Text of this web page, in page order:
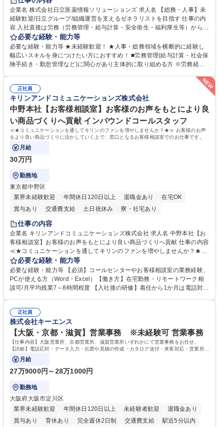
育休あり
完全週休2日制 交通費支給 土日祝休み 寮・社宅あり
企業名 株式会社日立医薬情報ソリューションズ 求人名 【総務・人事】未
経験歓迎/日立グループ/組織運営を支えるゼネラリストを目指す 仕事の内
容 入社直後は労務（労務管理・給与計算・安全衛生・福利厚生等）からお
任せいたします。将来は総務・採用・教育業務へ守備範囲を広げ、組織運
営を支えるゼネラリストをめざせます。 ・初期業務：労働時間管理、給与
計算、社会保険対応、福利厚生管理、安全衛生、健康経営推進等をお任せ
します。ご経験に応じて、休職者管理など、幅広く経験を積んでいただき
★メンバーがマンツーマンで丁寧に教えるため、ご経験が浅くても安心！
幅広く経験を積みたい意欲がある方に最適な環境です。 募集職種 【総
務・人事】未経験歓迎/日立グループ/組織運営を支えるゼネラリストを目
指す
必要な経験・能力等
必要な経験・能力等 ★未経験歓迎！ ★人事・総務領域を横断的に経験し
幅広いスキルを身につけたい方におすすめ！ ■労務管理(給与計算・社会保
険手続き・勤怠管理など)に関心があり主体的に取り組める方 ※労務経験
マネジメント職として活躍したい 【尚可】■人事、労務、採用、教育業務
のご経験 ■労務管理（給与計算・社会保険手続き・勤怠管理など）の経験
■衛生管理者の資格をお持ちの方 学歴・資格 学歴：大学院 大学 高専 短大
専修学校 高校 語学力： 資格：
正社員
キリンアンドコミュニケーションズ株式会社
中野本社【お客様相談室】お客様のお声をもとにより良
い商品づくりへ貢献 インバウンドコールスタッフ
≪★コミュニケーションを通してキリンのファンを増やしませんか？★≫ お客様のお声
をより良い商品づくりに活かしていく上で、窓口となるお客様相談室でのお仕事です。
月給
30万円
勤務地
東京都中野区
業界未経験歓迎
年間休日120日以上 退職金あり
在宅OK
賞与あり
交通費支給 土日祝休み 寮・社宅あり
仕事の内容
企業名 キリンアンドコミュニケーションズ株式会社 求人名 中野本社【お
客様相談室】お客様のお声をもとにより良い商品づくりへ貢献 仕事の内容
≪★コミュニケーションを通してキリンのファンを増やしませんか？★≫
お客様のお声をより良い商品づくりに活かしていく上で、窓口となるお客
様相談室でのお仕事です。 日々お客様からいただくキリングループへのご
意見を、企業活動に活かしています。お客様からの声に迅速かつ誠意をも
って対応、情報提供するとともにグループ内活動に反映しています。 【具
平均100件前後■メール・手紙：同上40件前後 募集職種 中野本社【お客様
相談室】お客様のお声をもとにより良い商品づくりへ貢献
必要な経験・能力等
必要な経験・能力等 【必須】コールセンターやお客様相談室の業務経験、
PCが使える方（Word・Excel）【働き方】在宅勤務・リモートワーク相
談可/月平均残業7～8時間程度 【入社後の研修】着任から1か月は電話対応
すのでご安心ください。 【当社について】キリングループの広報機能を担
う会社として、お客様との出会いを大切にし、磨き上げたホスピタリティ
を込めてコミュニケーションをとりながら広報関連業務を行っておりま
す。 学歴・資格 学歴：大学院 大学 高専 短大 専修学校 高校 語学力： 資
格：
正社員
株式会社キーエンス
【大阪・京都・滋賀】営業事務 ※未経験可 営業事務
【仕事内容】大阪営業所、京都営業所、滋賀営業所いずれかにて営業事務をお任せ。
【詳細】電話応対・データ入力・伝票や見積の作成・カタログ送付・来客対応・営業所内
で発生する事務業務や業務改善をお任せ。
月給
27万9000円～28万1000円
勤務地
大阪府大阪市淀川区
業界未経験歓迎
年間休日120日以上 未経験者歓迎
退職金あり
賞与あり
育休あり 完全週休2日制 交通費支給 駅近5分以内